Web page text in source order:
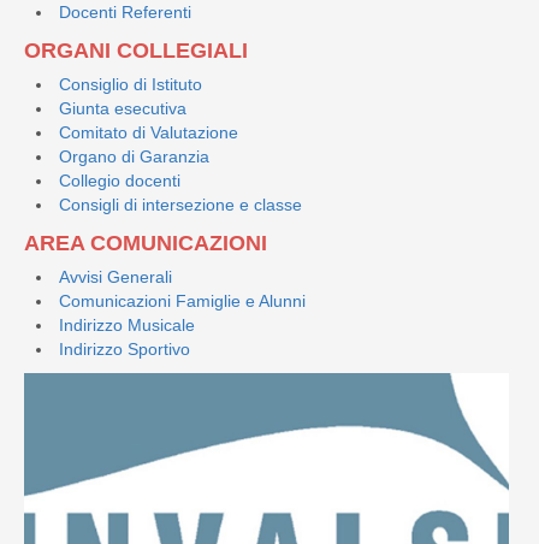
Docenti Referenti
ORGANI COLLEGIALI
Consiglio di Istituto
Giunta esecutiva
Comitato di Valutazione
Organo di Garanzia
Collegio docenti
Consigli di intersezione e classe
AREA COMUNICAZIONI
Avvisi Generali
Comunicazioni Famiglie e Alunni
Indirizzo Musicale
Indirizzo Sportivo